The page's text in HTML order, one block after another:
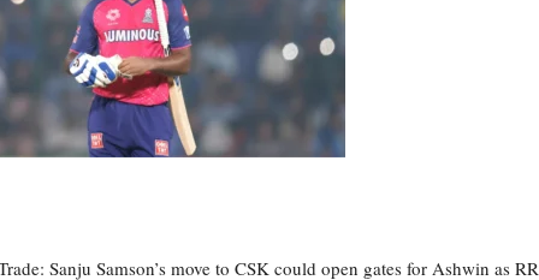
Sanju Samson’s move to CSK could open gates for Ashwin as